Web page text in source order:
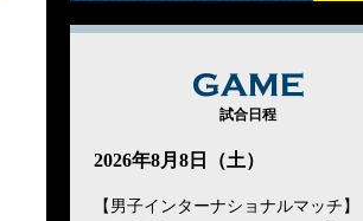
GAME
試合日程
2026年8月8日（土）
【男子インターナショナルマッチ】